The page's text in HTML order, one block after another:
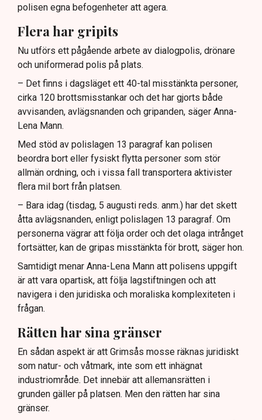
polisen egna befogenheter att agera.
Flera har gripits
Nu utförs ett pågående arbete av dialogpolis, drönare
och uniformerad polis på plats.
– Det finns i dagsläget ett 40-tal misstänkta personer,
cirka 120 brottsmisstankar och det har gjorts både
avvisanden, avlägsnanden och gripanden, säger Anna-
Lena Mann.
Med stöd av polislagen 13 paragraf kan polisen
beordra bort eller fysiskt flytta personer som stör
allmän ordning, och i vissa fall transportera aktivister
flera mil bort från platsen.
– Bara idag (tisdag, 5 augusti reds. anm.) har det skett
åtta avlägsnanden, enligt polislagen 13 paragraf. Om
personerna vägrar att följa order och det olaga intrånget
fortsätter, kan de gripas misstänkta för brott, säger hon.
Samtidigt menar Anna-Lena Mann att polisens uppgift
är att vara opartisk, att följa lagstiftningen och att
navigera i den juridiska och moraliska komplexiteten i
frågan.
Rätten har sina gränser
En sådan aspekt är att Grimsås mosse räknas juridiskt
som natur- och våtmark, inte som ett inhägnat
industriområde. Det innebär att allemansrätten i
grunden gäller på platsen. Men den rätten har sina
gränser.